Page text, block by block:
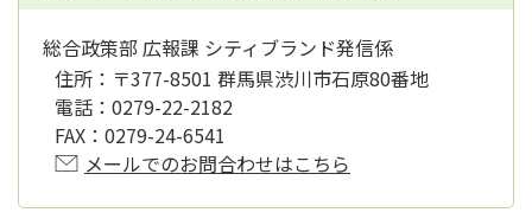
総合政策部 広報課 シティブランド発信係
住所： 〒377-8501 群馬県渋川市石原80番地
電話： 0279-22-2182
FAX： 0279-24-6541
メールでのお問合わせはこちら